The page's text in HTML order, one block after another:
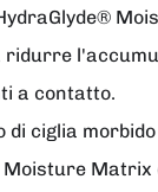
ridurre
a contatto.
di ciglia
Moisture Matrix